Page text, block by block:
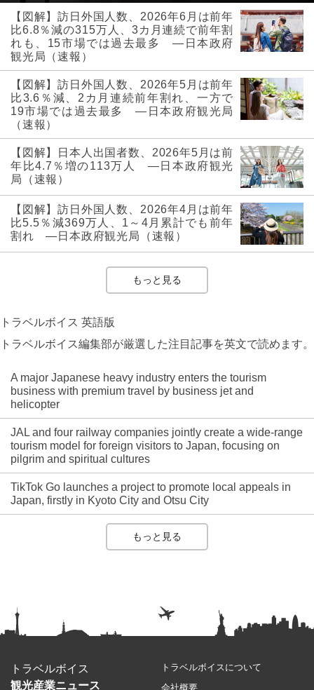
【図解】訪日外国人数、2026年6月は前年
比6.8％減の315万人、3カ月連続で前年割
れも、15市場では過去最多 ―日本政府
観光局（速報）
【図解】訪日外国人数、2026年5月は前年
比3.6％減、2カ月連続前年割れ、一方で
19市場では過去最多 ―日本政府観光局
（速報）
【図解】日本人出国者数、2026年5月は前
年比4.7％増の113万人 ―日本政府観光
局（速報）
【図解】訪日外国人数、2026年4月は前年
比5.5％減369万人、1～4月累計でも前年
割れ ―日本政府観光局（速報）
もっと見る
トラベルボイス 英語版
トラベルボイス編集部が厳選した注目記事を英文で読めます。
A major Japanese heavy industry enters the tourism
business with premium travel by business jet and
helicopter
JAL and four railway companies jointly create a wide-range
tourism model for foreign visitors to Japan, focusing on
pilgrim and spiritual cultures
TikTok Go launches a project to promote local appeals in
Japan, firstly in Kyoto City and Otsu City
もっと見る
トラベルボイス
観光産業ニュース
トラベルボイスについて
会社概要